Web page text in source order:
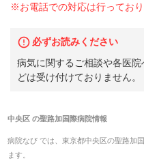
※お電話での対応は行ってお
必ずお読みください
病気に関するご相談や各医
どは受け付けておりません。
中央区の聖路加国際病院情報
病院なび では、 東京都中央区の聖路加
ます。